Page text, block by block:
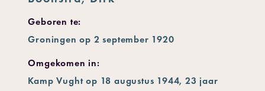
Geboren te:
Groningen op 2 september 1920
Omgekomen in:
Kamp Vught op 18 augustus 1944, 23 jaar